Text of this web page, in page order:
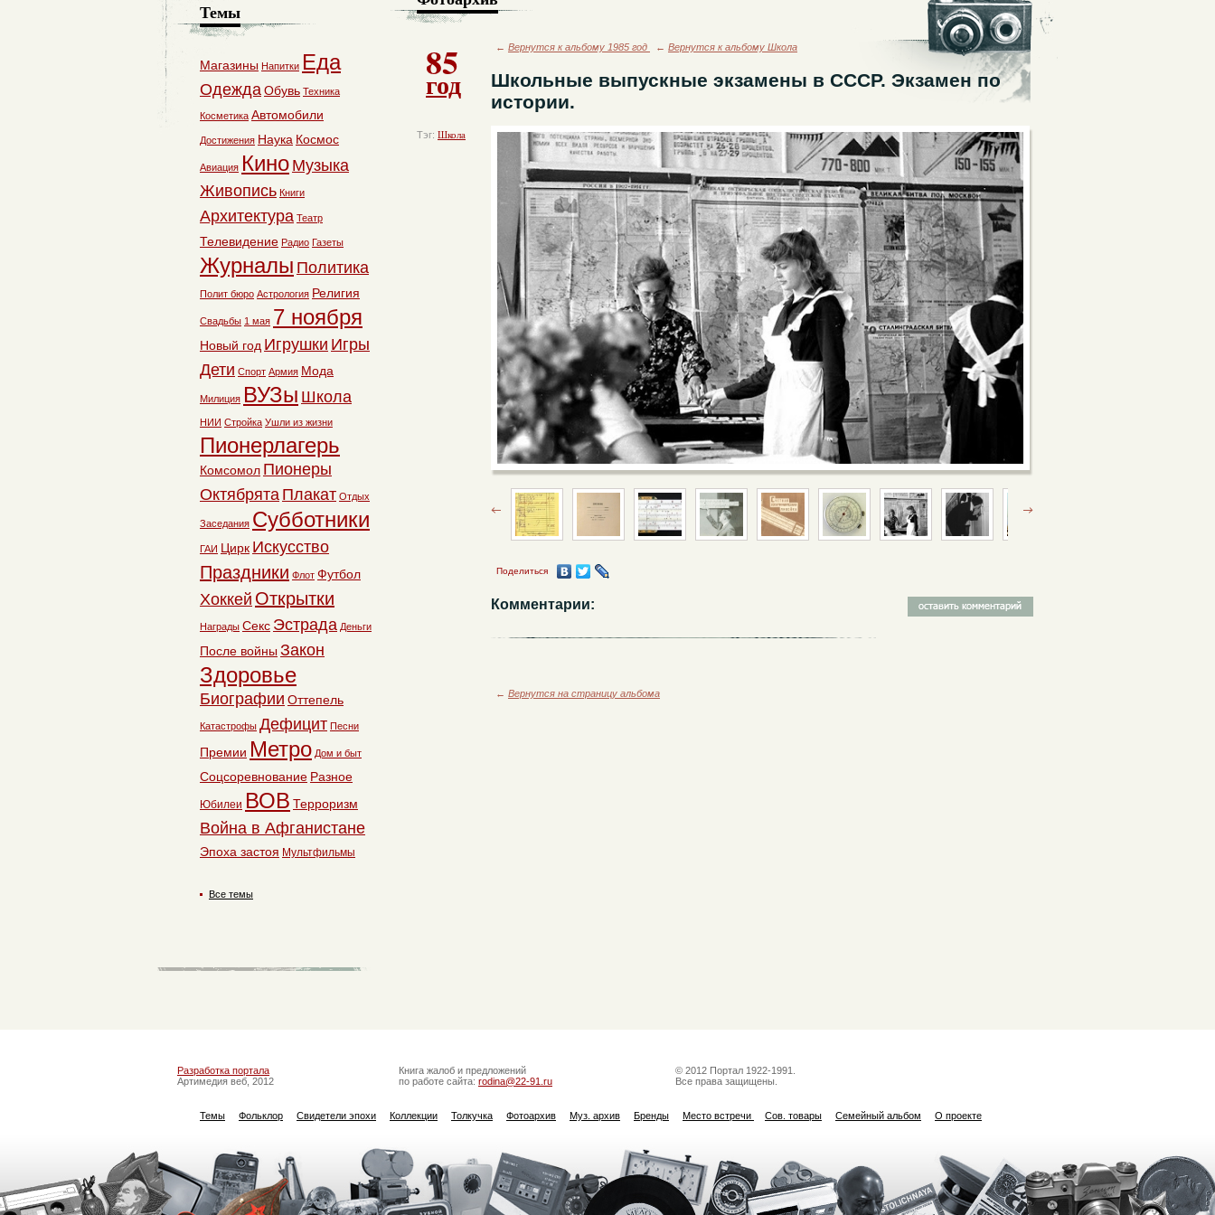
85
год
Тэг: Школа
← Вернутся к альбому 1985 год ← Вернутся к альбому Школа
Школьные выпускные экзамены в СССР. Экзамен по
истории.
Поделиться
Комментарии:
← Вернутся на страницу альбома
Темы
Магазины Напитки Еда
ОдеждаОбувь Техника
Косметика Автомобили
Достижения Наука Космос
Авиация Кино Музыка
Живопись Книги
Архитектура Театр
Телевидение Радио Газеты
Журналы Политика
Полит бюро Астрология Религия
Свадьбы 1 мая 7 ноября
Новый год Игрушки Игры
Дети Спорт Армия Мода
Милиция ВУЗы Школа
НИИ Стройка Ушли из жизни
Пионерлагерь
Комсомол Пионеры
Октябрята Плакат Отдых
Заседания Субботники
ГАИ Цирк Искусство
Праздники Флот Футбол
Хоккей Открытки
Награды Секс Эстрада Деньги
После войны Закон
Здоровье
Биографии Оттепель
Катастрофы Дефицит Песни
Премии Метро Дом и быт
Соцсоревнование Разное
Юбилеи ВОВ Терроризм
Война в Афганистане
Эпоха застоя Мультфильмы
Все темы
Разработка портала
Артимедия веб, 2012
Книга жалоб и предложений
по работе сайта: rodina@22-91.ru
© 2012 Портал 1922-1991.
Все права защищены.
Темы Фольклор Свидетели эпохи Коллекции Толкучка Фотоархив Муз. архив Бренды Место встречи Сов. товары Семейный альбом О проекте